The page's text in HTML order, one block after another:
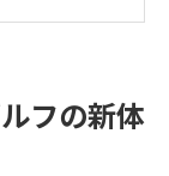
設のメリッ
フの新体